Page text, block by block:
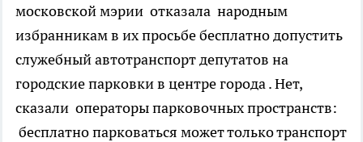
московской мэрии отказала народным
избранникам в их просьбе бесплатно допустить
служебный автотранспорт депутатов на
городские парковки в центре города . Нет,
сказали операторы парковочных пространств:
бесплатно парковаться может только транспорт